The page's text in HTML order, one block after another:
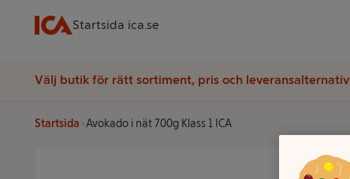
Startsida ica.se
Välj butik för rätt sortiment, pris och leveransalternativ
Startsida Avokado i nät 700g Klass 1 ICA